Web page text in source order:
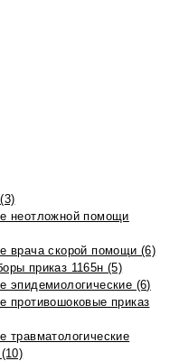
неотложной помощи
врача скорой помощи (6)
приказ 1165н (5)
эпидемиологические (6)
противошоковые приказ
травматологические